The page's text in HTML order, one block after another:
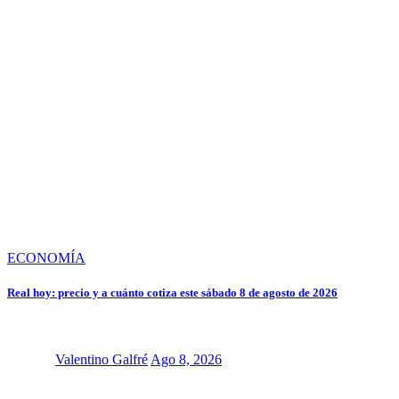
ECONOMÍA
Real hoy: precio y a cuánto cotiza este sábado 8 de agosto de 2026
Valentino GalfréAgo 8, 2026